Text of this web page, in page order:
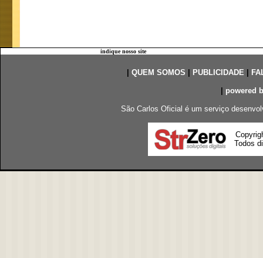
indique nosso site
QUEM SOMOS PUBLICIDADE|
powered
São Carlos Oficial é um serviço
Todos